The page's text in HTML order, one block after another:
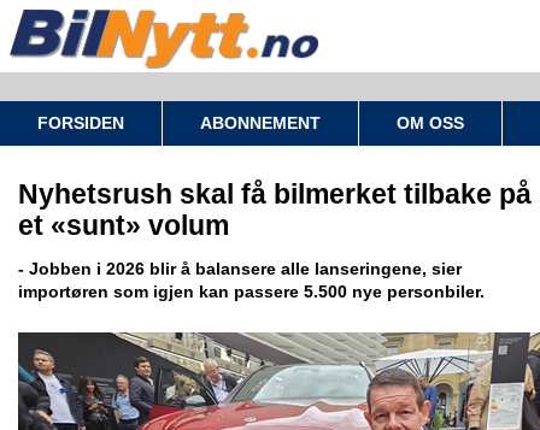
FORSIDEN ABONNEMENT OM OSS
Nyhetsrush skal få bilmerket tilbake på
et «sunt» volum
- Jobben i 2026 blir å balansere alle lanseringene, sier
importøren som igjen kan passere 5.500 nye personbiler.